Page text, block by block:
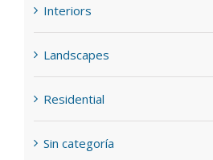
Interiors
Landscapes
Residential
Sin categoría